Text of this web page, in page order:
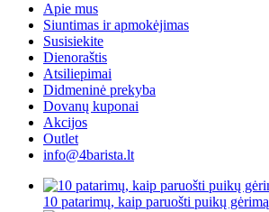
Apie mus
Siuntimas ir apmokėjimas
Susisiekite
Dienoraštis
Atsiliepimai
Didmeninė prekyba
Dovanų kuponai
Akcijos
Outlet
info@4barista.lt
10 patarimų, kaip paruošti puikų gėrimą